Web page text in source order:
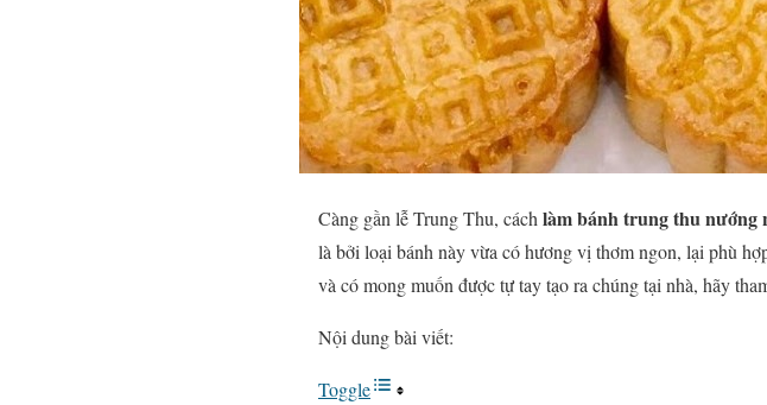
Càng gần lễ Trung Thu, cách làm bánh trung thu nướng
là bởi loại bánh này vừa có hương vị thơm ngon, lại phù
và có mong muốn được tự tay tạo ra chúng tại nhà, hãy
Nội dung bài viết:
Toggle